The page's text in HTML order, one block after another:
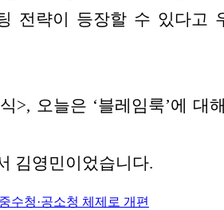
전략이 등장할 수 있다고
>, 오늘은 ‘블레임룩’에 대
김영민이었습니다.
수청·공소청 체제로 개편